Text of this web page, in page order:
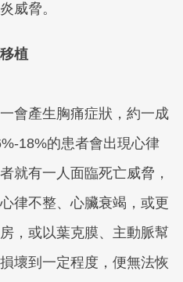
威脅。
植
會產生胸痛症狀，約一成
18%的患者會出現心律
就有一人面臨死亡威脅，
律不整、心臟衰竭，或更
，或以葉克膜、主動脈幫
壞到一定程度，便無法恢